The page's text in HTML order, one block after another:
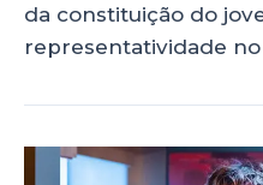
da constituição do
representatividade